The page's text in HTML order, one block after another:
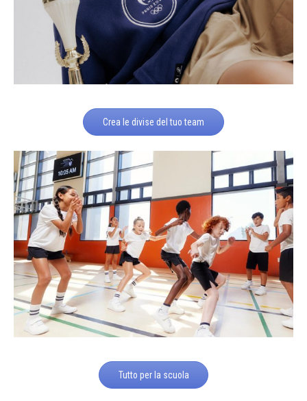
Crea le divise del tuo team
Tutto per la scuola